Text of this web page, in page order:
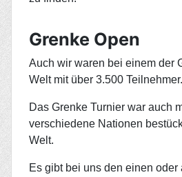
Grenke Open
Auch wir waren bei einem der
Welt mit über 3.500 Teilnehmer.
Das Grenke Turnier war auch
verschiedene Nationen
Welt.
Es gibt bei uns den einen oder